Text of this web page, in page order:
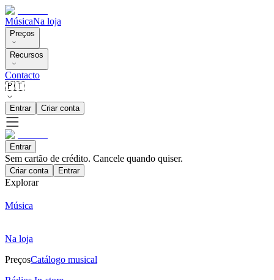
MúsicaNa loja
Preços
Recursos
Contacto
🇵🇹
Entrar Criar conta
Entrar
Sem cartão de crédito. Cancele quando quiser.
Criar conta Entrar
Explorar
Música
Na loja
PreçosCatálogo musical